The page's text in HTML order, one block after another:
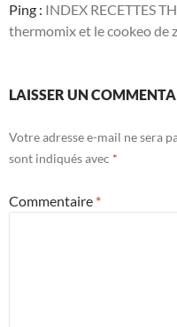
Ping : INDEX RECETTES
thermomix et le cookeo de
LAISSER UN
Votre adresse e-mail ne sera
sont indiqués avec *
Commentaire *